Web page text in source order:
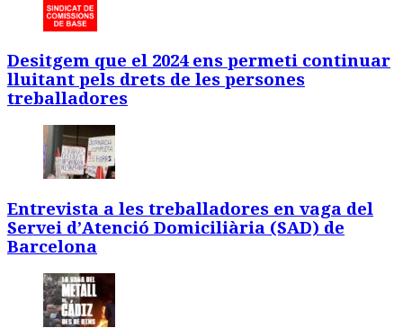
Desitgem que el 2024 ens permeti continuar
lluitant pels drets de les persones
treballadores
Entrevista a les treballadores en vaga del
Servei d’Atenció Domiciliària (SAD) de
Barcelona